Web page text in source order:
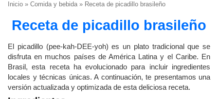
a
i
g
Inicio » Comida y bebida» Receta de picadillo brasileño
Receta de picadillo brasileño
El picadillo (pee-kah-DEE-yoh) es un plato tradicional que se
disfruta en muchos países de América Latina y el Caribe. En
Brasil, esta receta ha evolucionado para incluir ingredientes
locales y técnicas únicas. A continuación, te presentamos una
versión actualizada y optimizada de esta deliciosa receta.